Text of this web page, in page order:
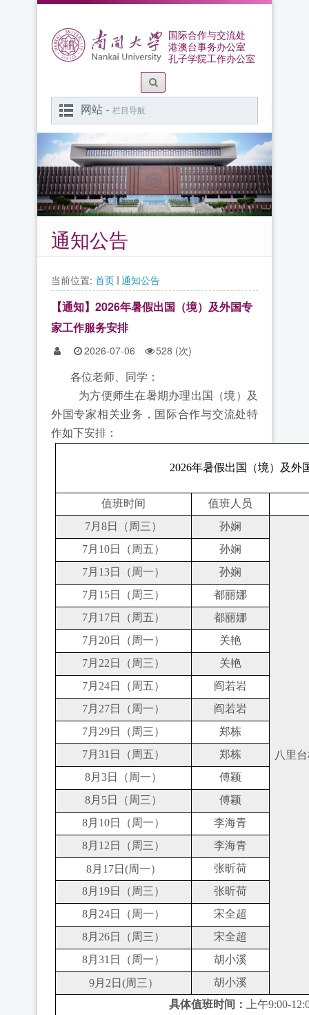
国际合作与交流处
港澳台事务办公室
孔子学院工作办公室
网站 - 栏目导航
通知公告
当前位置: 首页 通知公告
【通知】2026年暑假出国（境）及外国专
家工作服务安排
2026-07-06 528 (次)
各位老师、同学：
为方便师生在暑期办理出国（境）及
外国专家相关业务，国际合作与交流处特
作如下安排：
2026年暑假出国（境）及外
值班时间
值班人员
7月 8日（周三） 孙娴
八里台
7月 10日（周五）
孙娴
7月 13日（周一）
孙娴
7月 15日（周三）
都丽娜
7月1 7日（周五）
都丽娜
7月 20日（周一）
关艳
7月 22 日（周三）
关艳
7月 24日（周五）
阎若岩
7月27日（周一）
阎若岩
7月29日（周三）
郑栋
7月 31 日（周五）
郑栋
8月 3日（周一）
傅颖
8月 5日（周三）
傅颖
8月10日（周一）
李海青
8月 12 日（周 三）
李海青
8月 17日 (周一）
张昕荷
8月 19日（周 三）
张昕荷
8月 24日（周一）
宋全超
8月 26日（周三）
宋全超
8月 31 日（周一）
胡小溪
9月 2 日 (周 三）
胡小溪
具体值班时间：
上午9:00-